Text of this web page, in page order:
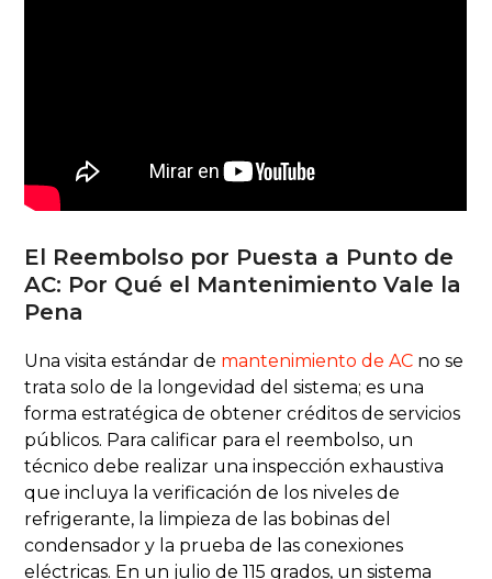
El Reembolso por Puesta a Punto de
AC: Por Qué el Mantenimiento Vale la
Pena
Una visita estándar de mantenimiento de AC no se
trata solo de la longevidad del sistema; es una
forma estratégica de obtener créditos de servicios
públicos. Para calificar para el reembolso, un
técnico debe realizar una inspección exhaustiva
que incluya la verificación de los niveles de
refrigerante, la limpieza de las bobinas del
condensador y la prueba de las conexiones
eléctricas. En un julio de 115 grados, un sistema